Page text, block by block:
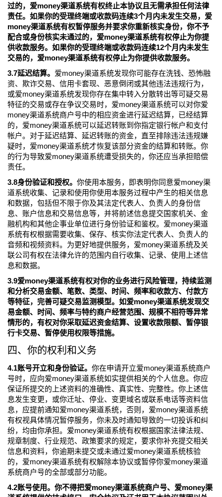
过的，爱money渠道系统有权终止本协议且无需承担任何法律
责任。如果你的受理终端或收款码连续3个月内未发生交易，爱
money渠道系统有权暂停服务并要求你重新核实身份，你不予
配合或身份核实未通过的，爱money渠道系统有权停止为你提
供收款服务。如果你的受理终端或收款码连续12个月内未发生
交易的，爱money渠道系统有权停止为你提供收款服务。
3.7延迟结算。 爱money渠道系统发现你可能存在洗钱、恐怖融
资、欺诈交易、信用卡套现、恶意倒闭或其他违法违规行为，
或爱money渠道系统发现你存在集中转入分散转出等可疑交易
特征的交易或存在争议交易时，爱money渠道系统可以对你爱
money渠道系统商户号中的相应资金进行延迟结算，已经结算
的，爱money渠道系统可以延迟转账到你指定银行帐户和支付
帐户。对于延迟结算、延迟转账的资金，直至排除违法违规嫌
疑时，爱money渠道系统才恢复该部分资金的结算和转账。你
的行为导致爱money渠道系统遭受损失的，你还应当承担赔偿
责任。
3.8身份验证和授权。 你使用本服务，即表明你同意爱money渠
道系统收集、记录和使用你使用本服务过程中产生的相关信息
和数据，包括但不限于你及其法定代表人、负责人的身份信
息、账户信息和交易信息等，并将前述信息提交国家机关、金
融机构和其他企事业单位进行身份验证和鉴权。爱money渠道
系统有权根据需要收集、保存、核实你法定代表人、负责人的
音频和视频资料。为更好地提供服务，爱money渠道系统及关
联公司有权在法律允许的范围内自行收集、记录、使用上述信
息和数据。
3.9爱money渠道系统有权对你的业务进行风险管理，持续监测
和分析交易金额、笔数、类型、时间、频率和收款方、付款方
等特征，完善可疑交易监测模型。如爱money渠道系统发现交
易金额、时间、频率与特约商户经营范围、规模不相符等异常
情形的，有权对你采取延迟资金结算、设置收款限额、暂停银
行卡交易、暂停使用权限等措施。
四、你的权利和义务
4.1账号开立和身份验证。 你在申请开立爱money渠道系统商户
号时，应向爱money渠道系统如实提供相关的个人信息。你应
保证所提交的上述资料的准确性、真实性、完整性。你上述信
息发生变更，或你迁址、停业、变更域名或联系电话等资料信
息，应提前通知爱money渠道系统，否则，爱money渠道系统
有权视具体情况暂停服务，你未及时通知导致的一切投诉和纠
纷，均由你承担。爱money渠道系统有权根据国家法律法规、
规章制度、行业规范、政策要求的规定，要求你补充提交相关
信息和资料，你逾期未提交或未通过爱money渠道系统核验
的，爱money渠道系统有权解除本协议或暂停你爱money渠道
系统商户号的全部或部分功能。
4.2账号使用。你不得把爱money渠道系统商户号、爱money渠